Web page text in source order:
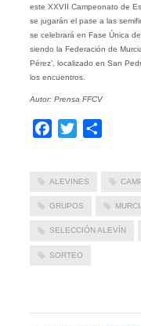
este XXVII Campeonato de
se jugarán el pase a las
se celebrará en Fase Única
siendo la Federación de
Pérez’, localizado en San
los encuentros.
Autor: Prensa FFCV
Facebook
Twitter
ALEVINES
GRUPOS
SELECCIÓN ALEVÍN
SORTEO